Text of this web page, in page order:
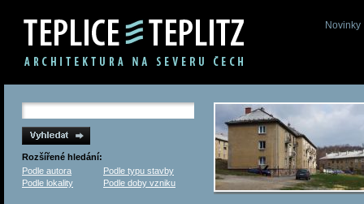
Novinky
Rozšířené hledání:
Podle autora
Podle typu stavby
Podle lokality
Podle doby vzniku